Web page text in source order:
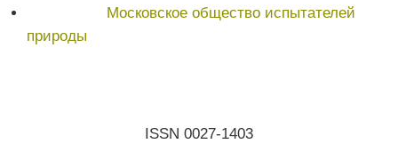
Московское общество испытателей
природы
ISSN 0027-1403